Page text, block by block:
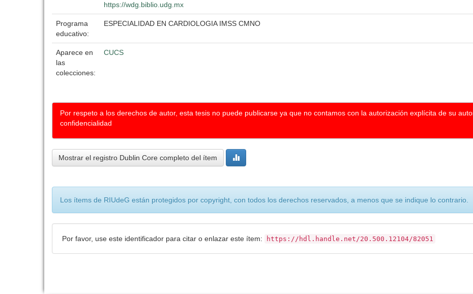
https://wdg.biblio.udg.mx
Programa
educativo:
ESPECIALIDAD EN CARDIOLOGIA IMSS CMNO
Aparece en
las
colecciones:
CUCS
Por respeto a los derechos de autor, esta tesis no puede publicarse ya que no contamos con la autorización explícita de su
confidencialidad
Mostrar el registro Dublin Core completo del ítem
Los ítems de RIUdeG están protegidos por copyright, con todos los derechos reservados, a menos que se indique lo contrario.
Por favor, use este identificador para citar o enlazar este ítem: https://hdl.handle.net/20.500.12104/82051